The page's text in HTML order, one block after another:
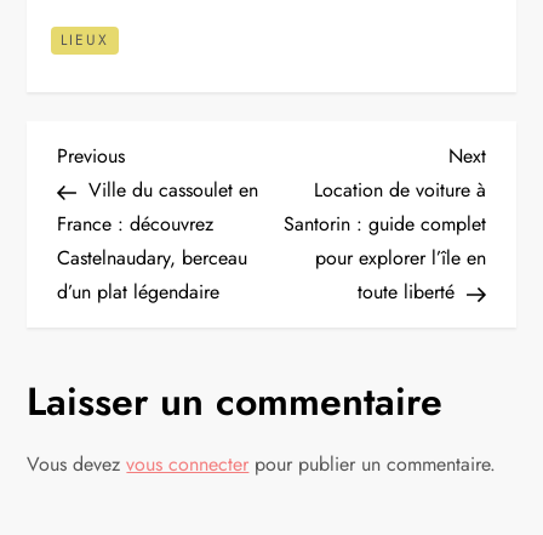
LIEUX
N
a
v
g
a
Previous
Post
Previous
Ville du cassoulet en
France : découvrez
Castelnaudary, berceau
d’un plat légendaire
Next
Post
Next
Location de voiture à
Santorin : guide complet
pour explorer l’île en
toute liberté
Laisser un commentaire
Vous devezvous connecter pour publier un commentaire.